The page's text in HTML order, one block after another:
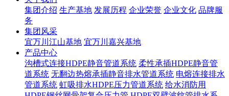
集团介绍 生产基地 发展历程 企业荣誉 企业文化 品牌服
务
集团风采
宜万川江山基地 宜万川嘉兴基地
产品中心
沟槽式连接HDPE静音管道系统 柔性承插HDPE静音管
道系统 无翻边热熔承插静音排水管道系统 电熔连接排水
管道系统 虹吸排水HDPE压力管道系统 给水消防用